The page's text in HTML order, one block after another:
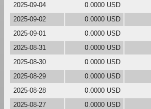
2025-09-04
0.0000 USD
2025-09-02
0.0000 USD
2025-09-01
0.0000 USD
2025-08-31
0.0000 USD
2025-08-30
0.0000 USD
2025-08-29
0.0000 USD
2025-08-28
0.0000 USD
2025-08-27
0.0000 USD